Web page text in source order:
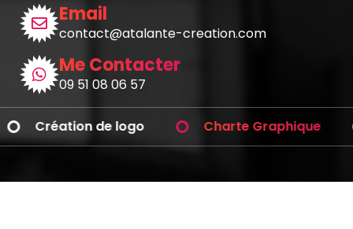
Email
contact@atalante-creation.com
Me Contacter
09 51 08 06 57
Création de logo Charte Graphique